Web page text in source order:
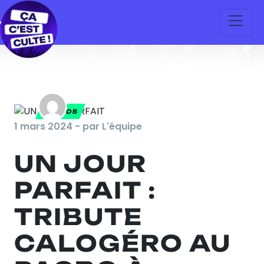
PHOTOS
1 mars 2024 - par L'équipe
UN JOUR
PARFAIT :
TRIBUTE
CALOGÉRO AU